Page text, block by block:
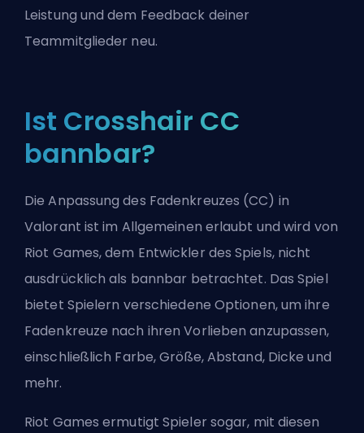
Leistung und dem Feedback deiner
Teammitglieder neu.
Ist Crosshair CC
bannbar?
Die Anpassung des Fadenkreuzes (CC) in
Valorant ist im Allgemeinen erlaubt und wird von
Riot Games, dem Entwickler des Spiels, nicht
ausdrücklich als bannbar betrachtet. Das Spiel
bietet Spielern verschiedene Optionen, um ihre
Fadenkreuze nach ihren Vorlieben anzupassen,
einschließlich Farbe, Größe, Abstand, Dicke und
mehr.
Riot Games ermutigt Spieler sogar, mit diesen